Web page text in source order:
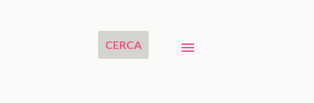
CERCA